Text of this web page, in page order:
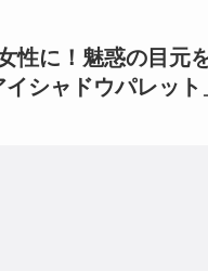
性に！魅惑の目元
シャドウパレット